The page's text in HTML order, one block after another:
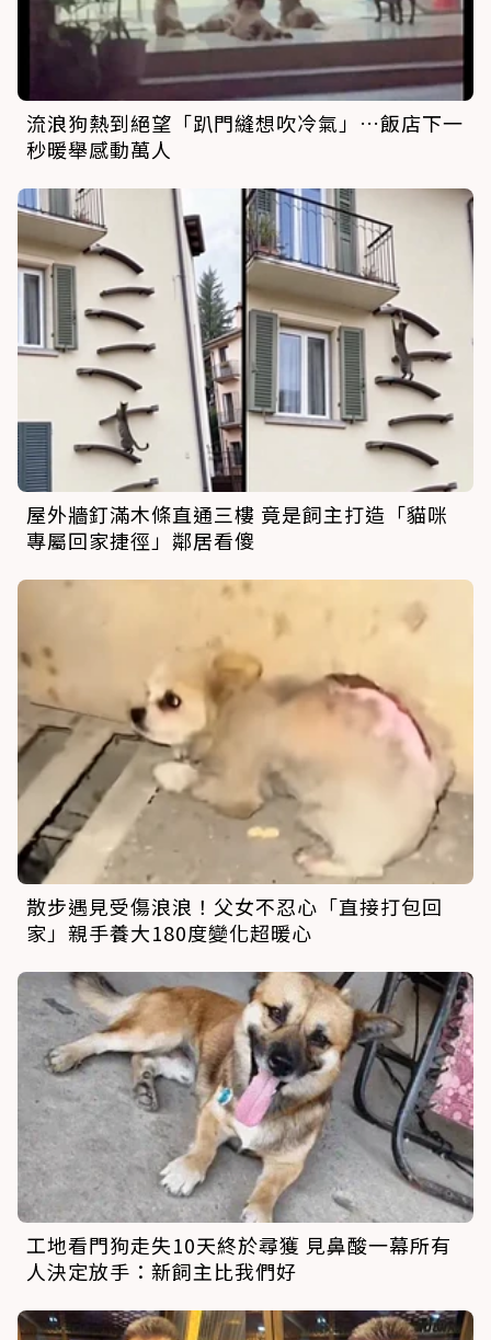
流浪狗熱到絕望「趴門縫想吹冷氣」…飯店下一
秒暖舉感動萬人
屋外牆釘滿木條直通三樓 竟是飼主打造「貓咪
專屬回家捷徑」鄰居看傻
散步遇見受傷浪浪！父女不忍心「直接打包回
家」親手養大180度變化超暖心
工地看門狗走失10天終於尋獲 見鼻酸一幕所有
人決定放手：新飼主比我們好